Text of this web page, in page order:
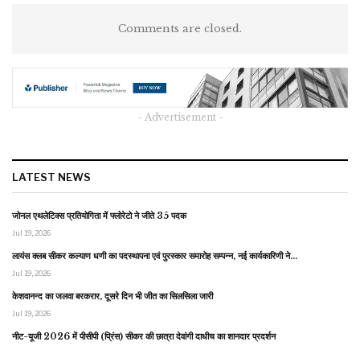
Comments are closed.
- Advertisement -
LATEST NEWS
जोनल एथलेटिक्स प्रतियोगिता में फ्लोरेटो ने जीते 35 पदक
Jul 19, 2026
लायंस क्लब सीकर कल्याण धणी का पदस्थापना एवं पुरस्कार समारोह सम्पन्न, नई कार्यकारिणी ने…
Jul 19, 2026
केशवानन्द का जलवा बरकरार, दूसरे दिन भी जीत का सिलसिला जारी
Jul 19, 2026
नीट-यूजी 2026 में पीसीपी (प्रिंस) सीकर की छात्रा देवांगी दाधीच का शानदार प्रदर्शन